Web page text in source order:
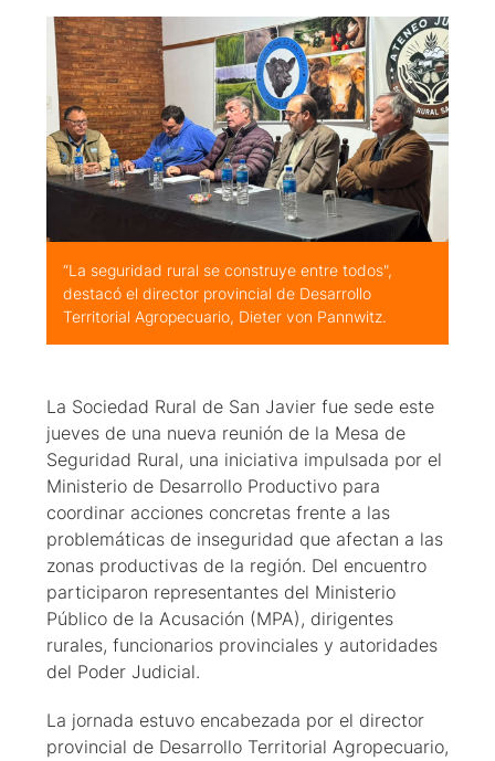
“La seguridad rural se construye entre todos",
destacó el director provincial de Desarrollo
Territorial Agropecuario, Dieter von Pannwitz.
La Sociedad Rural de San Javier fue sede este
jueves de una nueva reunión de la Mesa de
Seguridad Rural, una iniciativa impulsada por el
Ministerio de Desarrollo Productivo para
coordinar acciones concretas frente a las
problemáticas de inseguridad que afectan a las
zonas productivas de la región. Del encuentro
participaron representantes del Ministerio
Público de la Acusación (MPA), dirigentes
rurales, funcionarios provinciales y autoridades
del Poder Judicial.
La jornada estuvo encabezada por el director
provincial de Desarrollo Territorial Agropecuario,